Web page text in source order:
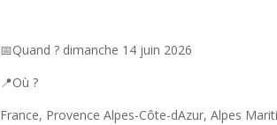
📅Quand ? dimanche 14 juin 2026
📍Où ?
France, Provence Alpes-Côte-dAzur, Alpes